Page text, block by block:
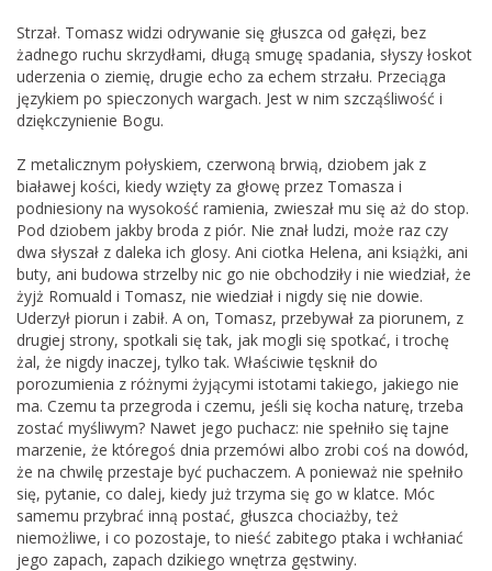
Strzał. Tomasz widzi odrywanie się głuszca od gałęzi, bez
żadnego ruchu skrzydłami, długą smugę spadania, słyszy łoskot
uderzenia o ziemię, drugie echo za echem strzału. Przeciąga
językiem po spieczonych wargach. Jest w nim szcząśliwość i
dziękczynienie Bogu.
Z metalicznym połyskiem, czerwoną brwią, dziobem jak z
białawej kości, kiedy wzięty za głowę przez Tomasza i
podniesiony na wysokość ramienia, zwieszał mu się aż do stop.
Pod dziobem jakby broda z piór. Nie znał ludzi, może raz czy
dwa słyszał z daleka ich glosy. Ani ciotka Helena, ani książki, ani
buty, ani budowa strzelby nic go nie obchodziły i nie wiedział, że
żyjż Romuald i Tomasz, nie wiedział i nigdy się nie dowie.
Uderzył piorun i zabił. A on, Tomasz, przebywał za piorunem, z
drugiej strony, spotkali się tak, jak mogli się spotkać, i trochę
żal, że nigdy inaczej, tylko tak. Właściwie tęsknił do
porozumienia z różnymi żyjącymi istotami takiego, jakiego nie
ma. Czemu ta przegroda i czemu, jeśli się kocha naturę, trzeba
zostać myśliwym? Nawet jego puchacz: nie spełniło się tajne
marzenie, że któregoś dnia przemówi albo zrobi coś na dowód,
że na chwilę przestaje być puchaczem. A ponieważ nie spełniło
się, pytanie, co dalej, kiedy już trzyma się go w klatce. Móc
samemu przybrać inną postać, głuszca chociażby, też
niemożliwe, i co pozostaje, to nieść zabitego ptaka i wchłaniać
jego zapach, zapach dzikiego wnętrza gęstwiny.